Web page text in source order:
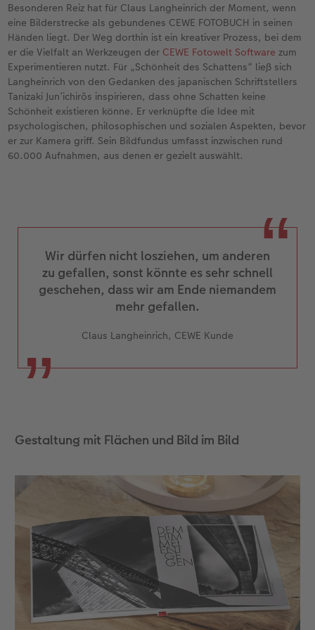
Besonderen Reiz hat für Claus Langheinrich der Moment, wenn
eine Bilderstrecke als gebundenes CEWE FOTOBUCH in seinen
Händen liegt. Der Weg dorthin ist ein kreativer Prozess, bei dem
er die Vielfalt an Werkzeugen der CEWE Fotowelt Software zum
Experimentieren nutzt. Für „Schönheit des Schattens“ ließ sich
Langheinrich von den Gedanken des japanischen Schriftstellers
Tanizaki Jun’ichirōs inspirieren, dass ohne Schatten keine
Schönheit existieren könne. Er verknüpfte die Idee mit
psychologischen, philosophischen und sozialen Aspekten, bevor
er zur Kamera griff. Sein Bildfundus umfasst inzwischen rund
60.000 Aufnahmen, aus denen er gezielt auswählt.
Wir dürfen nicht losziehen, um anderen
zu gefallen, sonst könnte es sehr schnell
geschehen, dass wir am Ende niemandem
mehr gefallen.
Claus Langheinrich, CEWE Kunde
Gestaltung mit Flächen und Bild im Bild